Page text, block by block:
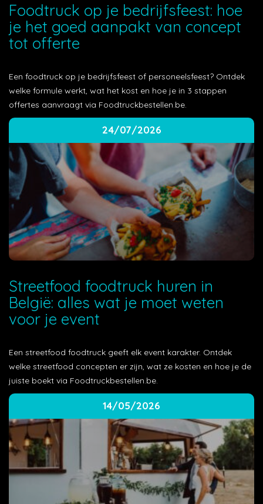
Foodtruck op je bedrijfsfeest: hoe
je het goed aanpakt van concept
tot offerte
Een foodtruck op je bedrijfsfeest of personeelsfeest? Ontdek
welke formule werkt, wat het kost en hoe je in 3 stappen
offertes aanvraagt via Foodtruckbestellen.be.
24/07/2026
Streetfood foodtruck huren in
België: alles wat je moet weten
voor je event
Een streetfood foodtruck geeft elk event karakter. Ontdek
welke streetfood concepten er zijn, wat ze kosten en hoe je de
juiste boekt via Foodtruckbestellen.be.
14/05/2026